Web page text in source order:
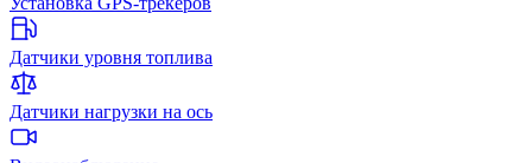
Датчики уровня топлива
Датчики нагрузки на ось